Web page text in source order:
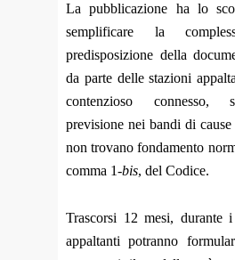
La pubblicazione ha lo
semplificare la
predisposizione della
da parte delle stazioni
contenzioso connesso,
previsione nei bandi di
non trovano fondamento
comma 1-bis, del Codice.
Trascorsi 12 mesi, durante
appaltanti potranno